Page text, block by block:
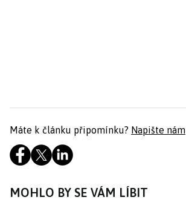
Máte k článku připomínku? Napište nám
MOHLO BY SE VÁM LÍBIT